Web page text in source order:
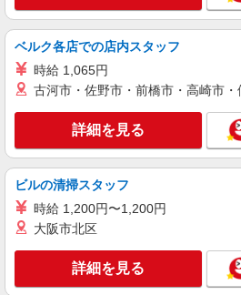
ベルク各店での店内スタッフ
時給 1,065円
古河市・佐野市・前橋市・高崎市
詳細を見る
ビルの清掃スタッフ
時給 1,200円〜1,200円
大阪市北区
詳細を見る